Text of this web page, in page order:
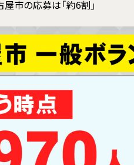
市の応募は「約6割」